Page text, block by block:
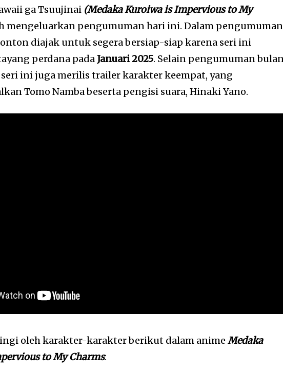
ga Tsuujinai (Medaka Kuroiwa is Impervious to My
mengeluarkan pengumuman hari ini. Dalam pengumuman
diajak untuk segera bersiap-siap karena seri ini
perdana pada Januari 2025. Selain pengumuman
ini juga merilis trailer karakter keempat, yang
Tomo Namba beserta pengisi suara, Hinaki Yano.
oleh karakter-karakter berikut dalam animeMedaka
to My Charms: